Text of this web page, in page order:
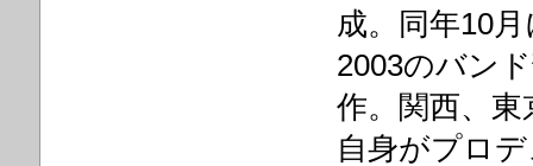
成。同年10
2003のバン
作。関西、東
自身がプロ